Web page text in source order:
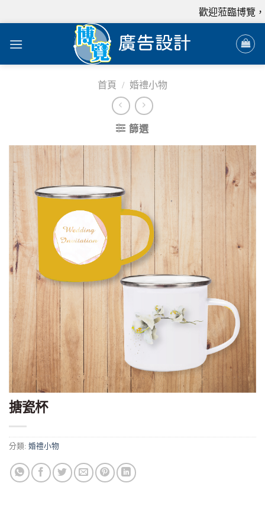
歡迎蒞臨博覽，
首頁 / 婚禮小物
篩選
搪瓷杯
分類: 婚禮小物